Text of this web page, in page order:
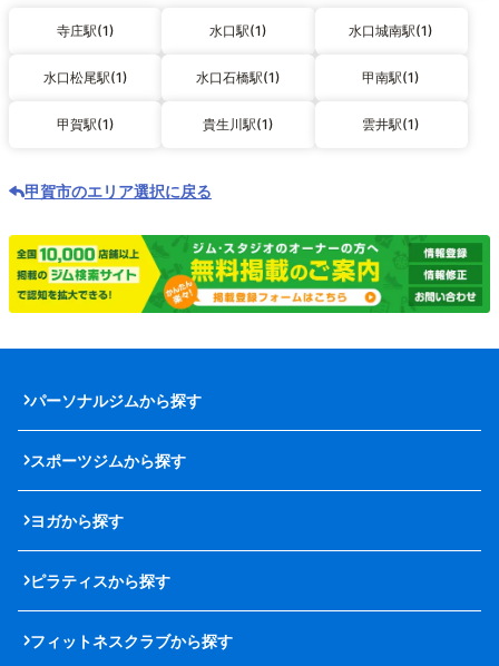
寺庄駅(1) 水口駅(1) 水口城南駅(1)
水口松尾駅(1) 水口石橋駅(1) 甲南駅(1)
甲賀駅(1) 貴生川駅(1) 雲井駅(1)
甲賀市のエリア選択に戻る
パーソナルジムから探す
スポーツジムから探す
ヨガから探す
ピラティスから探す
フィットネスクラブから探す